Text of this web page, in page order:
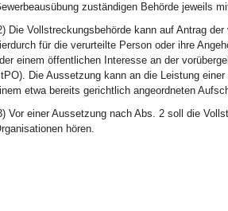
zuständigen Behörde jeweils
Die Vollstreckungsbehörde kann auf Antrag
für die verurteilte Person oder ihre
einem öffentlichen Interesse an der
Die Aussetzung kann an die Leistung
etwa bereits gerichtlich angeordneten
Vor einer Aussetzung nach Abs. 2 soll die
hören.